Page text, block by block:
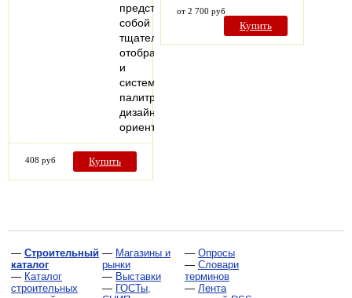
представляет
собой
тщательно
отобранную
и
систематизированную
палитру
дизайнов,
ориентированную…
408 руб Купить
от 2 700 руб
Купить
— Строительный
каталог
— Каталог
строительных
— Магазины и
рынки
— Выставки
— ГОСТы,
— Опросы
— Словари
терминов
— Лента